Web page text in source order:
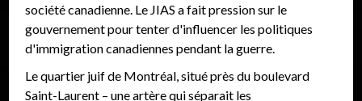
société canadienne. Le JIAS a fait pression sur le
gouvernement pour tenter d'influencer les politiques
d'immigration canadiennes pendant la guerre.
Le quartier juif de Montréal, situé près du boulevard
Saint-Laurent – une artère qui séparait les